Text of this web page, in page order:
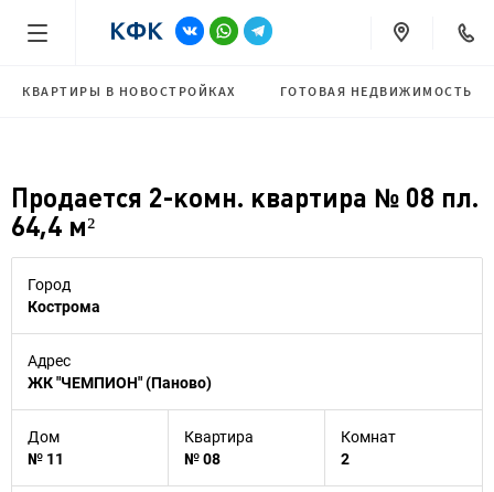
КВАРТИРЫ В НОВОСТРОЙКАХ ГОТОВАЯ НЕДВИЖИМОСТЬ
Продается 2-комн. квартира № 08 пл.
64,4 м²
Город
Кострома
Адрес
ЖК "ЧЕМПИОН" (Паново)
Дом
№ 11
Квартира
№ 08
Комнат
2